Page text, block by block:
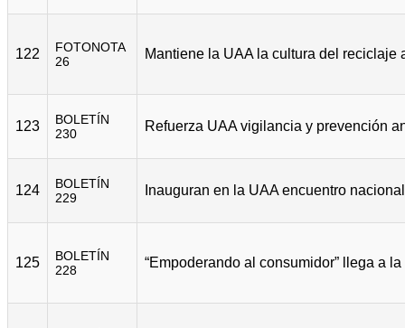
122
FOTONOTA
26
123
BOLETÍN
230
124
BOLETÍN
229
125
BOLETÍN
228